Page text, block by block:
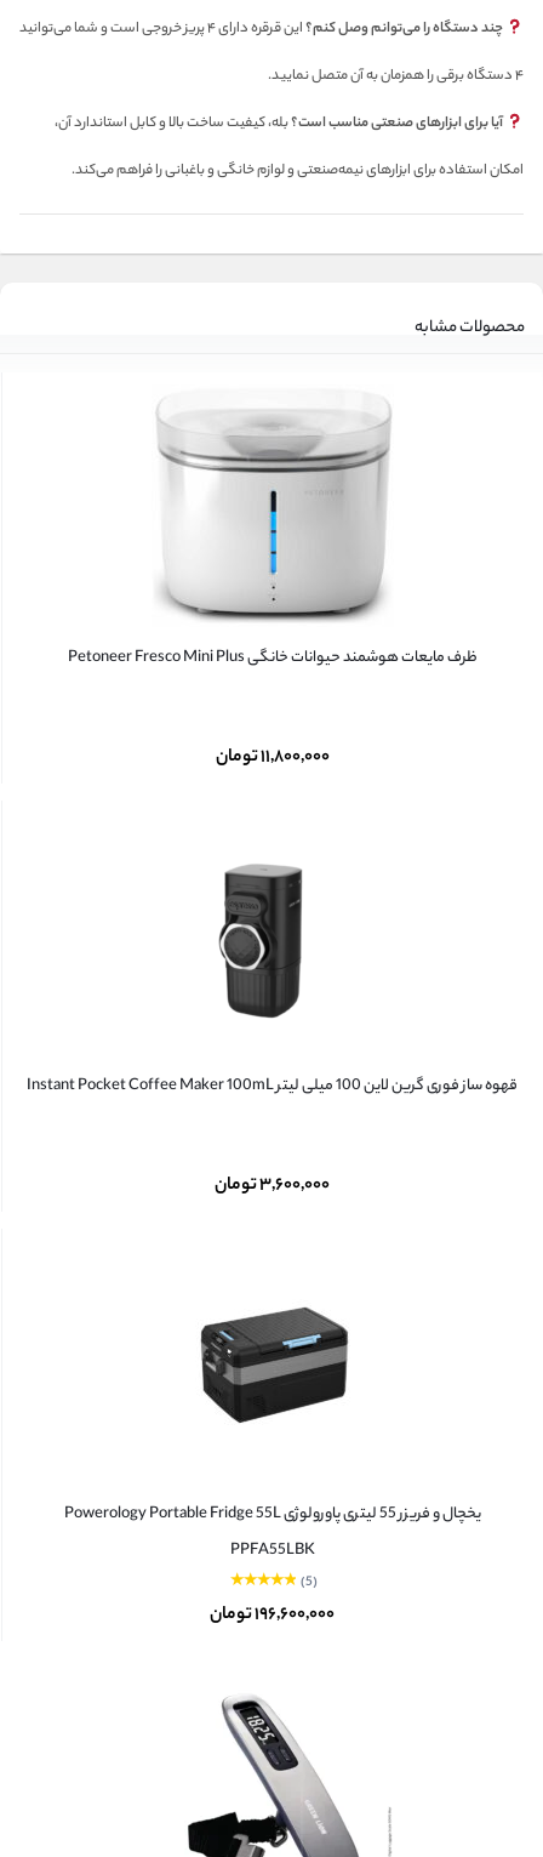
چند دستگاه را می‌توانم وصل کنم؟ این قرقره دارای ۴ پریز خروجی است و شما می‌توانید
۴ دستگاه برقی را همزمان به آن متصل نمایید.
آیا برای ابزارهای صنعتی مناسب است؟بله، کیفیت ساخت بالا و کابل استاندارد آن،
امکان استفاده برای ابزارهای نیمه‌صنعتی و لوازم خانگی و باغبانی را فراهم می‌کند.
محصولات مشابه
ظرف مایعات هوشمند حیوانات خانگی Petoneer Fresco Mini Plus
۱۱,۸۰۰,۰۰۰تومان
قهوه ساز فوری گرین لاین 100 میلی لیتر Instant Pocket Coffee Maker 100mL
۳,۶۰۰,۰۰۰تومان
یخچال و فریزر 55 لیتری پاورولوژی Powerology Portable Fridge 55L
PPFA55LBK
(5)
۱۹۶,۶۰۰,۰۰۰تومان